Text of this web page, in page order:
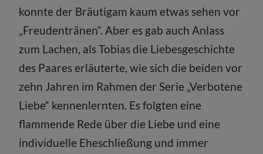
konnte der Bräutigam kaum etwas sehen vor
„Freudentränen“. Aber es gab auch Anlass
zum Lachen, als Tobias die Liebesgeschichte
des Paares erläuterte, wie sich die beiden vor
zehn Jahren im Rahmen der Serie „Verbotene
Liebe“ kennenlernten. Es folgten eine
flammende Rede über die Liebe und eine
indi­viduelle Eheschließung und immer